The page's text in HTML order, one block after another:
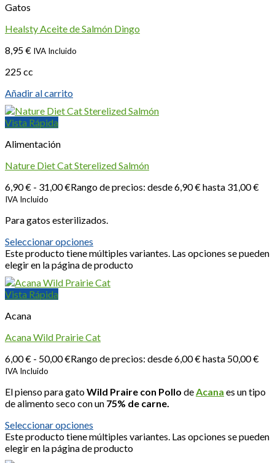
Gatos
Healsty Aceite de Salmón Dingo
8,95€ IVA Incluido
225 cc
Añadir al carrito
Vista Rápida
Alimentación
Nature Diet Cat Sterelized Salmón
6,90€ - 31,00€Rango de precios: desde 6,90 € hasta 31,00 €
IVA Incluido
Para gatos esterilizados.
Seleccionar opciones
Este producto tiene múltiples variantes. Las opciones se pueden
elegir en la página de producto
Vista Rápida
Acana
Acana Wild Prairie Cat
6,00€ - 50,00€Rango de precios: desde 6,00 € hasta 50,00 €
IVA Incluido
El pienso para gatoWild Praire con Pollo deAcana es un tipo
de alimento seco con un 75% de carne.
Seleccionar opciones
Este producto tiene múltiples variantes. Las opciones se pueden
elegir en la página de producto